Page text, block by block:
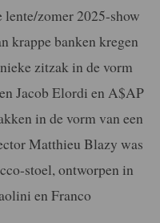
lente/zomer 2025-show
krappe banken kregen
zitzak in de vorm
Jacob Elordi en A$AP
in de vorm van een
Matthieu Blazy was
stoel, ontworpen in
en Franco